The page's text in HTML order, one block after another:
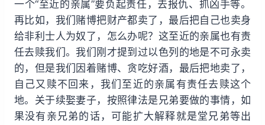
一个“至近的亲属”要负起责任，去报仇、抓凶手等。
再比如，我们赌博把财产都卖了，最后把自己也卖身
给非利士人为奴了，怎么办呢？这至近的亲属也有责
任去赎我们。我们刚才提到过以色列的地是不可永卖
的，但是我们因着赌博、贪吃好酒，最后把地卖了，
自己又赎不回来，我们至近的亲属有责任去赎这个
地。关于续娶妻子，按照律法是兄弟要做的事情，如
果没有亲兄弟的话，可能扩大解释就是堂兄弟等出